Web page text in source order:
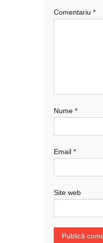
Comentariu *
Nume *
Email *
Site web